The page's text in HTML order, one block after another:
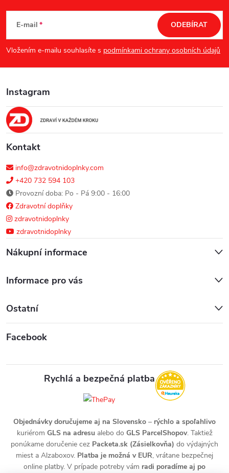
p
a
t
E-mail
Vložením e-mailu souhlasíte s podmínkami ochrany osobních údajů
ODEBÍRAT
Instagram
Kontakt
info@zdravotnidoplnky.com
+420 732 594 103
Provozní doba: Po - Pá 9:00 - 16:00
Zdravotní doplňky
zdravotnidoplnky
zdravotnidoplnky
Nákupní informace
Informace pro vás
Ostatní
Facebook
Rychlá a bezpečná platba
Objednávky doručujeme aj na Slovensko – rýchlo a spoľahlivo
kuriérom GLS na adresualebo do GLS ParcelShopov. Taktiež
ponúkame doručenie cez Packeta.sk (Zásielkovňa) do výdajných
miest a Alzaboxov. Platba je možná v EUR, vrátane bezpečnej
online platby. V prípade potreby vám radi poradíme aj po